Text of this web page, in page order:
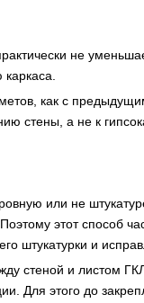
не
как с
стены, а не к
или не
этот способ
штукатурки и
стеной и листом
Для этого до